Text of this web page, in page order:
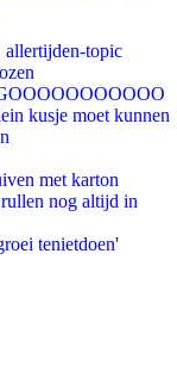
allertijden-topic
kusje moet kunnen
met karton
nog altijd in
tenietdoen'